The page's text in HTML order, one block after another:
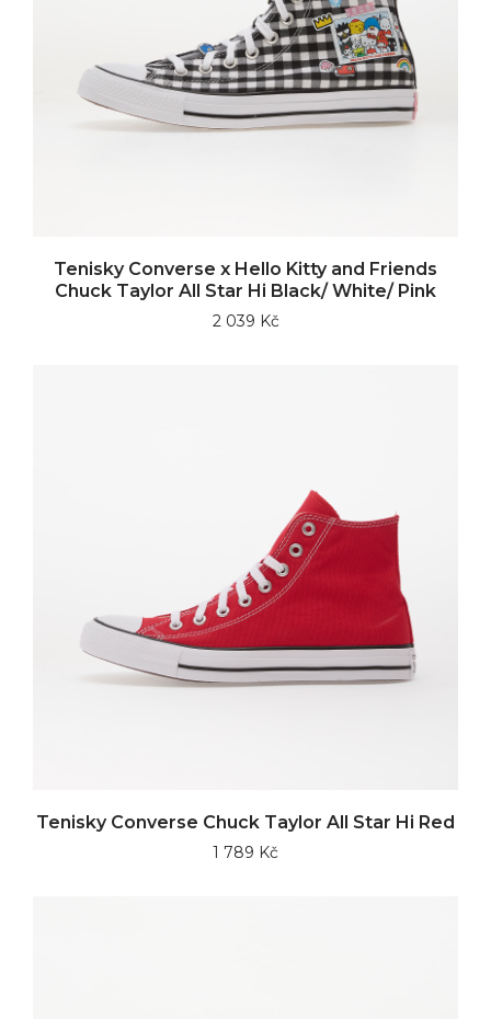
Tenisky Converse x Hello Kitty and Friends
Chuck Taylor All Star Hi Black/ White/ Pink
2 039 Kč
Tenisky Converse Chuck Taylor All Star Hi Red
1 789 Kč